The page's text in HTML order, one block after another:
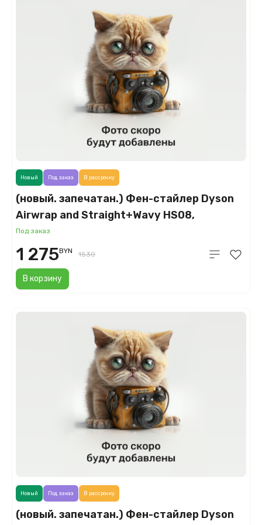
(новый. запечатан.) Фен-стайлер Dyson
Airwrap and Straight+Wavy HS08,
янтарный шелк (Amber Silk)
Под заказ
В корзину
Новый Под заказ В рассрочку
1 275BYN 1530
(новый. запечатан.) Фен-стайлер Dyson
Новый Под заказ В рассрочку